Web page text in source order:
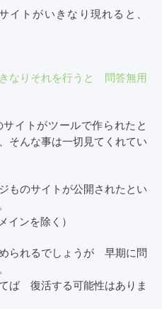
イトがいきなり現れると、
なりそれを行うと 問答無用
イトがツールで作られたと
そんな事は一切見てくれてい
ものサイトが公開されたとい
ンを除く）
られるでしょうが 早期に問
ば 復活する可能性はありま